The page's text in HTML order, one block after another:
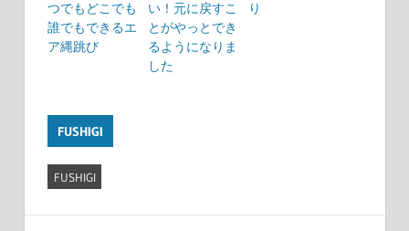
つでもどこでも
誰でもできるエ
ア縄跳び
い！元に戻すこ
とがやっとでき
るようになりま
した
り
FUSHIGI
FUSHIGI